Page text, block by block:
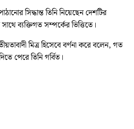
সিদ্ধান্ত তিনি নিয়েছেন দেশটির
ব্যক্তিগত সম্পর্কের ভিত্তিতে।
মিত্র হিসেবে বর্ণনা করে বলেন, গত
পেরে তিনি গর্বিত।